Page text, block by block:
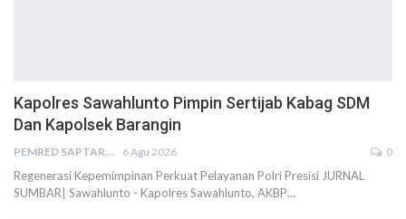
Kapolres Sawahlunto Pimpin Sertijab Kabag SDM
Dan Kapolsek Barangin
PEMRED SAPTARIUS 6 Agu 2026 0
Regenerasi Kepemimpinan Perkuat Pelayanan Polri Presisi JURNAL
SUMBAR| Sawahlunto - Kapolres Sawahlunto, AKBP…